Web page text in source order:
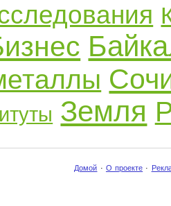
Земля
Домой · О проекте ·